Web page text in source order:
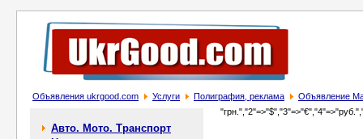
Объявления ukrgood.com Услуги Полиграфия, реклама Объявление
Авто. Мото. Транспорт